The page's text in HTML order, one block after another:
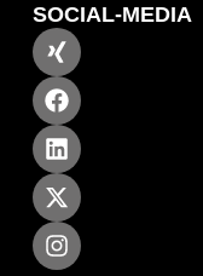
SOCIAL-MEDIA